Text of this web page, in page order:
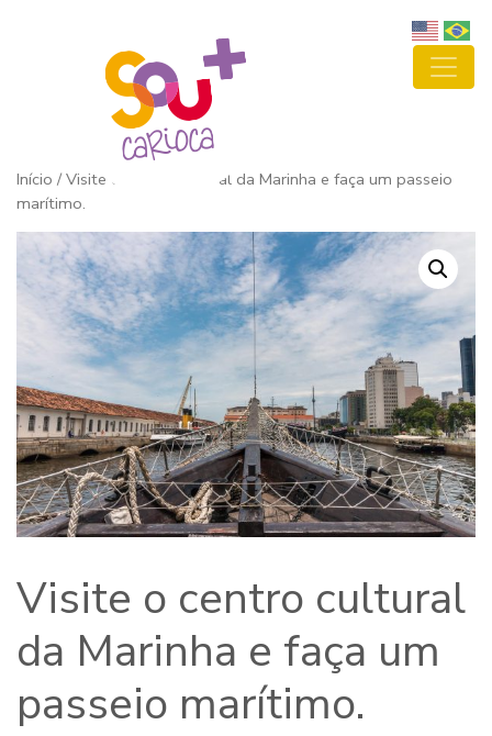
Início / Visite o centro cultural da Marinha e faça um passeio
marítimo.
Visite o centro cultural
da Marinha e faça um
passeio marítimo.